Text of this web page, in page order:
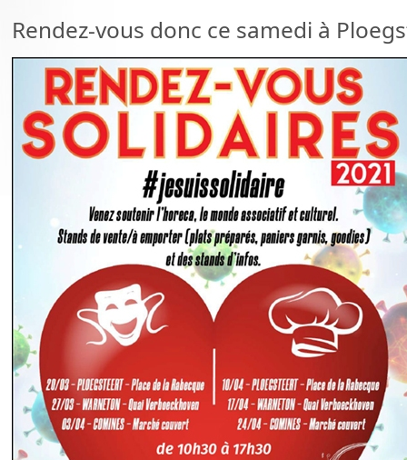
Rendez-vous donc ce samedi à